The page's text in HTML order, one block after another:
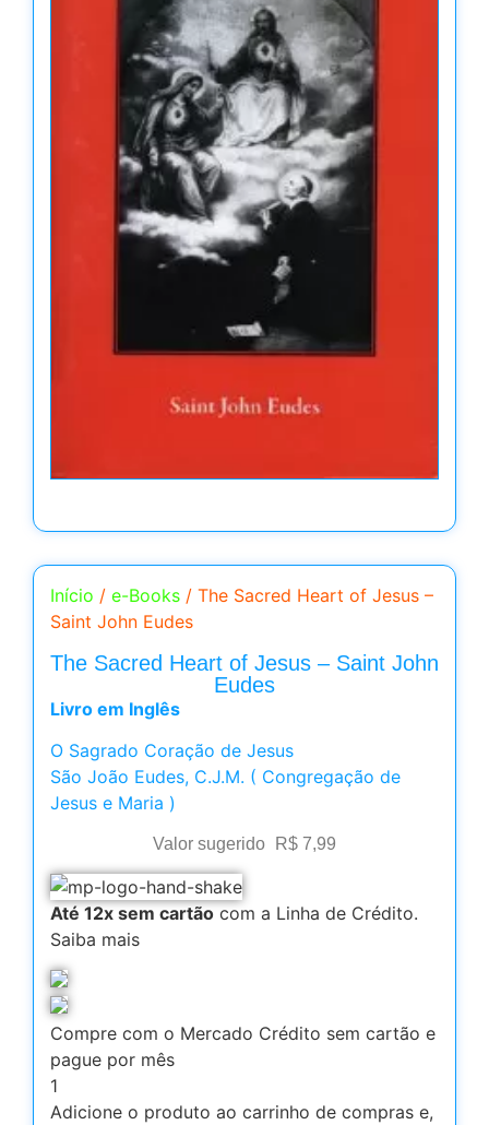
Início / e-Books / The Sacred Heart of Jesus –
Saint John Eudes
The Sacred Heart of Jesus – Saint John
Eudes
Livro em Inglês
O Sagrado Coração de Jesus
São João Eudes, C.J.M. ( Congregação de
Jesus e Maria )
Valor sugerido R$ 7,99
Até 12x sem cartão com a Linha de Crédito.
Saiba mais
Compre com o Mercado Crédito sem cartão e
pague por mês
1
Adicione o produto ao carrinho de compras e,